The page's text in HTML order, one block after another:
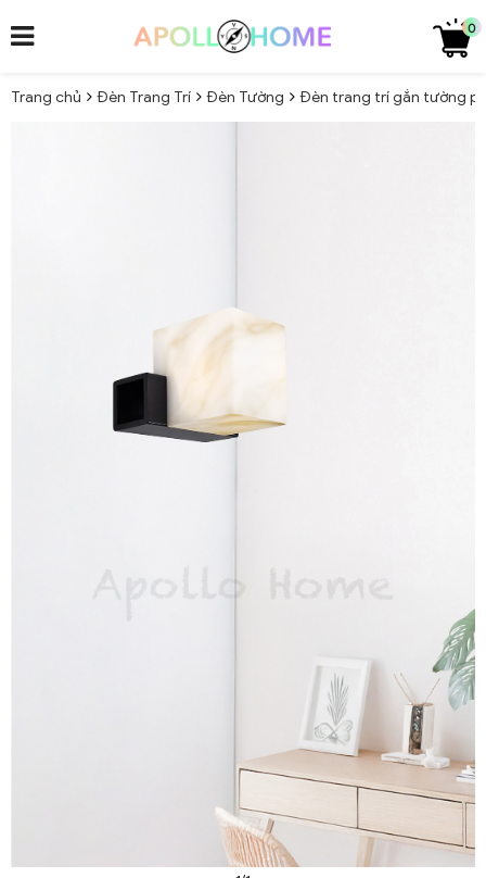
0
Trang chủ Đèn Trang Trí Đèn Tường Đèn trang trí gắn tường